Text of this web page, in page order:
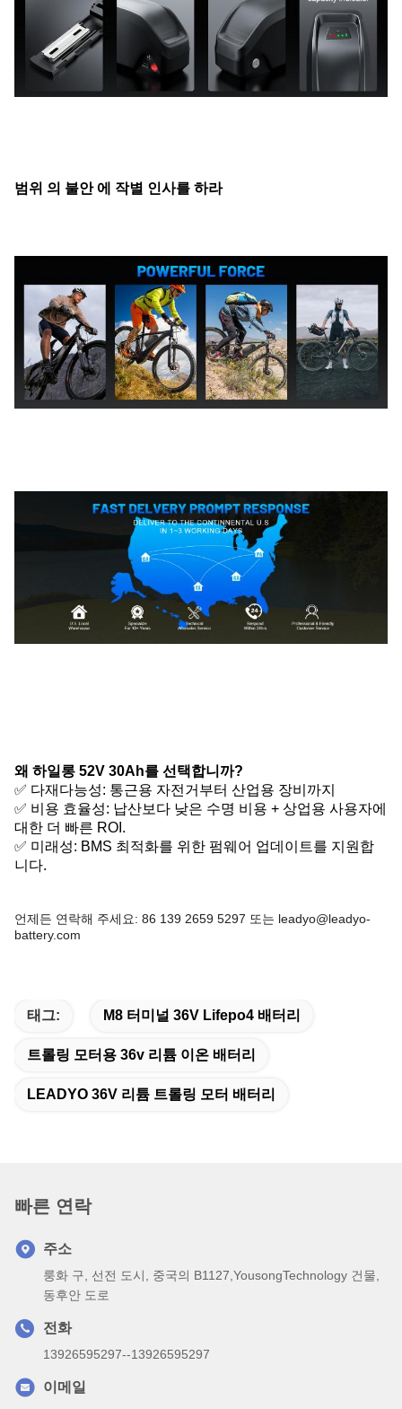
범위 의 불안 에 작별 인사를 하라
왜 하일롱 52V 30Ah를 선택합니까?
✅ 다재다능성: 통근용 자전거부터 산업용 장비까지
✅ 비용 효율성: 납산보다 낮은 수명 비용 + 상업용 사용자에
대한 더 빠른 ROI.
✅ 미래성: BMS 최적화를 위한 펌웨어 업데이트를 지원합
니다.
언제든 연락해 주세요: 86 139 2659 5297 또는 leadyo@leadyo-
battery.com
태그: M8 터미널 36V Lifepo4 배터리
트롤링 모터용 36v 리튬 이온 배터리
LEADYO 36V 리튬 트롤링 모터 배터리
빠른 연락
주소
룽화 구, 선전 도시, 중국의 B1127,YousongTechnology 건물,
동후안 도로
전화
13926595297--13926595297
이메일